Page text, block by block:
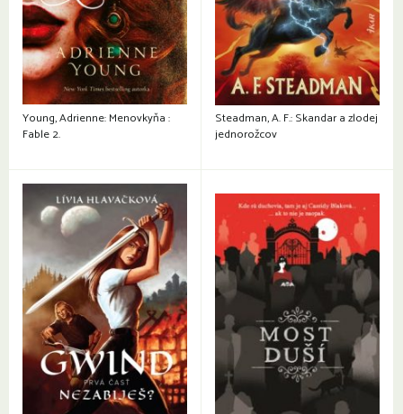
Young, Adrienne: Menovkyňa :
Fable 2.
Steadman, A. F.: Skandar a zlodej
jednorožcov